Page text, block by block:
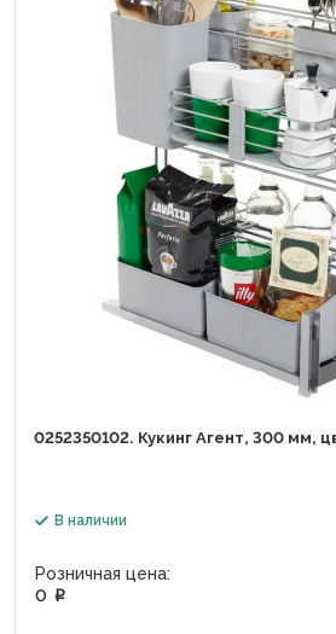
0252350102. Кукинг Агент, 300 мм,
В наличии
Розничная цена:
0
p